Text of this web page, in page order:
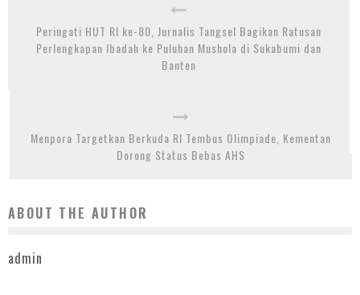
Peringati HUT RI ke-80, Jurnalis Tangsel Bagikan Ratusan
Perlengkapan Ibadah ke Puluhan Mushola di Sukabumi dan
Banten
Menpora Targetkan Berkuda RI Tembus Olimpiade, Kementan
Dorong Status Bebas AHS
ABOUT THE AUTHOR
admin